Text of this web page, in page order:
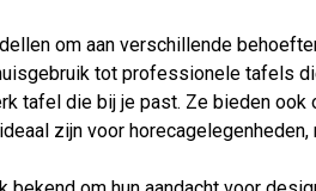
om aan verschillende
tot professionele tafels
tafel die bij je past. Ze bieden ook
zijn voor horecagelegenheden,